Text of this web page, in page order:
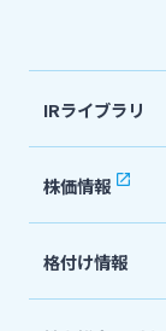
法人・個人
株主・投資
宮崎銀行につ
IRライブラリ
決算短信
有価証券
IR関連ニ
株価情報
格付け情報